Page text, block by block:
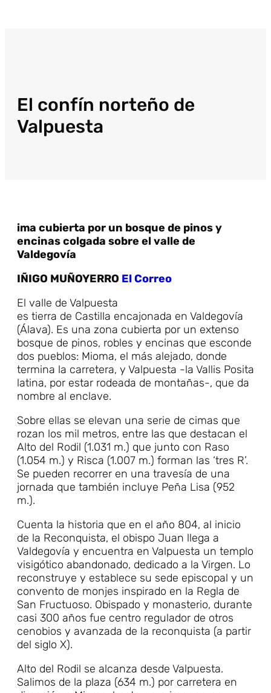
El confín norteño de
Valpuesta
ima cubierta por un bosque de pinos y
encinas colgada sobre el valle de
Valdegovía
IÑIGO MUÑOYERRO El Correo
El valle de Valpuesta
es tierra de Castilla encajonada en Valdegovía
(Álava). Es una zona cubierta por un extenso
bosque de pinos, robles y encinas que esconde
dos pueblos: Mioma, el más alejado, donde
termina la carretera, y Valpuesta -la Vallis Posita
latina, por estar rodeada de montañas-, que da
nombre al enclave.
Sobre ellas se elevan una serie de cimas que
rozan los mil metros, entre las que destacan el
Alto del Rodil (1.031 m.) que junto con Raso
(1.054 m.) y Risca (1.007 m.) forman las ‘tres R’.
Se pueden recorrer en una travesía de una
jornada que también incluye Peña Lisa (952
m.).
Cuenta la historia que en el año 804, al inicio
de la Reconquista, el obispo Juan llega a
Valdegovía y encuentra en Valpuesta un templo
visigótico abandonado, dedicado a la Virgen. Lo
reconstruye y establece su sede episcopal y un
convento de monjes inspirado en la Regla de
San Fructuoso. Obispado y monasterio, durante
casi 300 años fue centro regulador de otros
cenobios y avanzada de la reconquista (a partir
del siglo X).
Alto del Rodil se alcanza desde Valpuesta.
Salimos de la plaza (634 m.) por carretera en